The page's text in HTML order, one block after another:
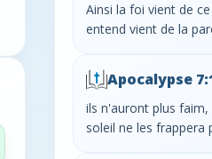
Ainsi la foi vient de
entend vient de la
Apocalypse
ils n'auront plus
soleil ne les frappera